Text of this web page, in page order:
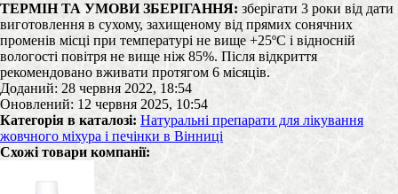
ТЕРМІН ТА УМОВИ ЗБЕРІГАННЯ: зберігати 3 роки від дати
виготовлення в сухому, захищеному від прямих сонячних
променів місці при температурі не вище +25ºС і відносній
вологості повітря не вище ніж 85%. Після відкриття
рекомендовано вживати протягом 6 місяців.
Доданий: 28 червня 2022, 18:54
Оновлений: 12 червня 2025, 10:54
Категорія в каталозі: Натуральні препарати для лікування
жовчного міхура і печінки в Вінниці
Схожі товари компанії: